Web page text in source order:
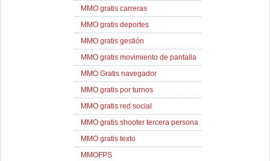
MMO gratis carreras
MMO gratis deportes
MMO gratis gestión
MMO gratis movimiento de pantalla
MMO Gratis navegador
MMO gratis por turnos
MMO gratis red social
MMO gratis shooter tercera persona
MMO gratis texto
MMOFPS